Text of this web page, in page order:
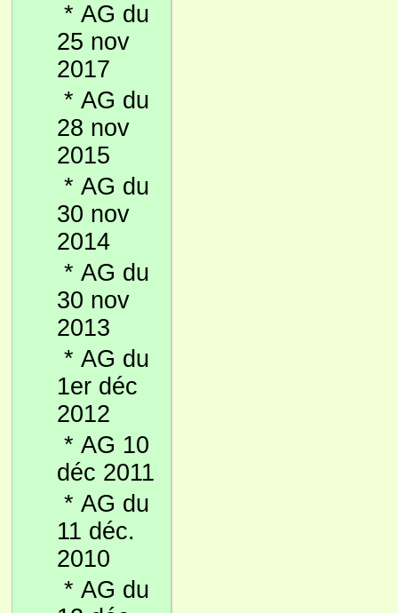
* AG du
25 nov
2017
* AG du
28 nov
2015
* AG du
30 nov
2014
* AG du
30 nov
2013
* AG du
1er déc
2012
* AG 10
déc 2011
* AG du
11 déc.
2010
* AG du